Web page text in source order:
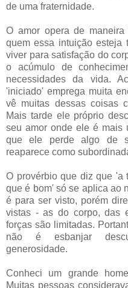
de uma fraternidade.
O amor opera de
quem essa intuição esteja
viver para satisfação do
o acúmulo de
necessidades da vida.
'iniciado' emprega muita
vê muitas dessas coisas
Mais tarde ele próprio
seu amor onde ele é mais
que ele perde algo de
reaparece como
O provérbio que diz que 'a
que é bom' só se aplica ao
é para ser visto, porém
vistas - as do corpo, das
forças são limitadas.
não é esbanjar
generosidade.
Conheci um grande
Muitas pessoas